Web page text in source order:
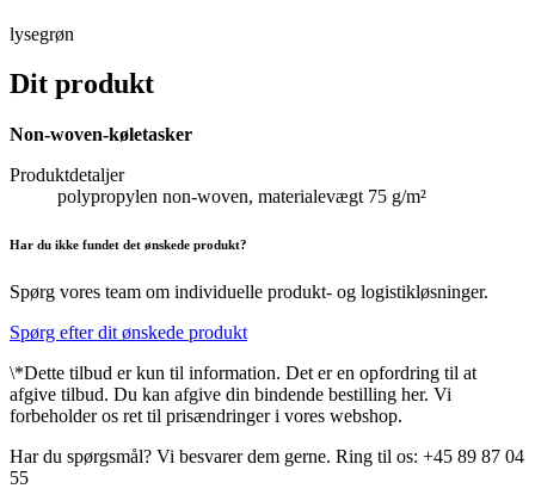
lysegrøn
Dit produkt
Non-woven-køletasker
Produktdetaljer
polypropylen non-woven, materialevægt 75 g/m²
Har du ikke fundet det ønskede produkt?
Spørg vores team om individuelle produkt- og logistikløsninger.
Spørg efter dit ønskede produkt
\*Dette tilbud er kun til information. Det er en opfordring til at
afgive tilbud. Du kan afgive din bindende bestilling her. Vi
forbeholder os ret til prisændringer i vores webshop.
Har du spørgsmål? Vi besvarer dem gerne. Ring til os: +45 89 87 04
55